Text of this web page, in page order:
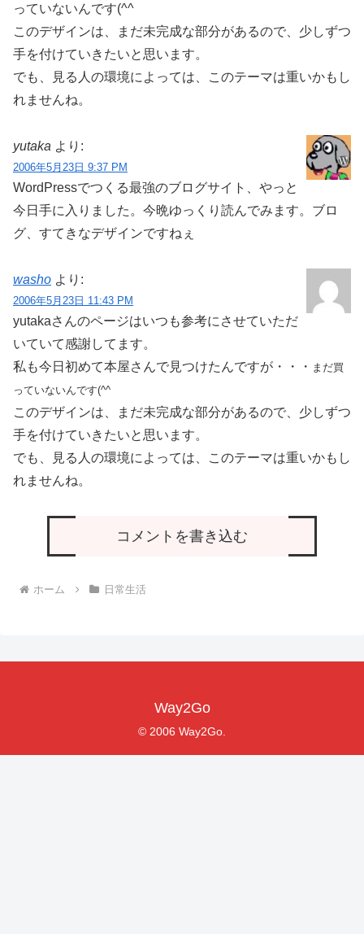
っていないんです(^^ゞ
このデザインは、まだ未完成な部分があるので、少しずつ
手を付けていきたいと思います。
でも、見る人の環境によっては、このテーマは重いかもし
れませんね。
yutaka より:
2006年5月23日 9:37 PM
WordPressでつくる最強のブログサイト、やっと
今日手に入りました。今晩ゆっくり読んでみます。ブロ
グ、すてきなデザインですねぇ
washo より:
2006年5月23日 11:43 PM
yutakaさんのページはいつも参考にさせていただ
いていて感謝してます。
私も今日初めて本屋さんで見つけたんですが・・・ まだ買
っていないんです(^^ゞ
このデザインは、まだ未完成な部分があるので、少しずつ
手を付けていきたいと思います。
でも、見る人の環境によっては、このテーマは重いかもし
れませんね。
コメントを書き込む
ホーム 日常生活
Way2Go
© 2006 Way2Go.